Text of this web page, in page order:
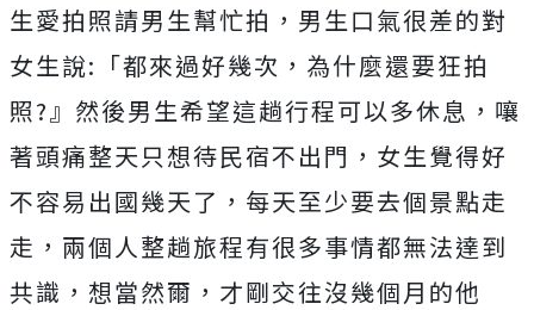
生愛拍照請男生幫忙拍，男生口氣很差的對
女生說:「都來過好幾次，為什麼還要狂拍
照?』然後男生希望這趟行程可以多休息，嚷
著頭痛整天只想待民宿不出門，女生覺得好
不容易出國幾天了，每天至少要去個景點走
走，兩個人整趟旅程有很多事情都無法達到
共識，想當然爾，才剛交往沒幾個月的他